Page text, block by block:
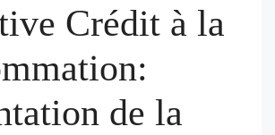
Crédit à la
de la